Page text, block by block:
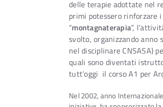
delle terapie adottate nel
primi potessero rinforzare
“montagnaterapia”,
svolto, organizzando anno
nel disciplinare CNSASA)
quali sono diventati
tutt’oggi il corso A1 per
Nel 2002, anno